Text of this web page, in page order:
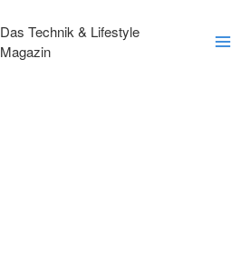
Das Technik & Lifestyle
Magazin